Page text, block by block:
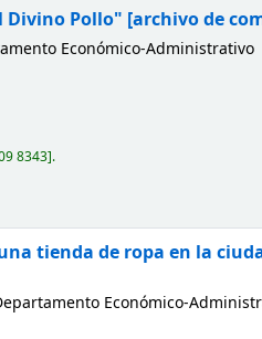
Divino Pollo" [archivo de
Económico-Administrativo
8343 .
tienda de ropa en la
Económico-